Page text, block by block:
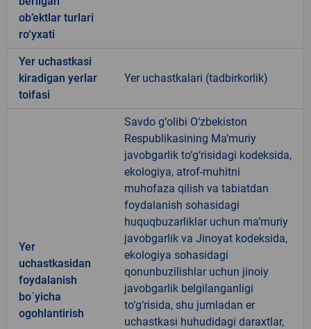
ob’ektlar turlari
ro‘yxati
Yer uchastkasi
kiradigan yerlar
toifasi
Yer uchastkalari (tadbirkorlik)
Yer
uchastkasidan
foydalanish
bo`yicha
ogohlantirish
Savdo g‘olibi O‘zbekiston
Respublikasining Ma’muriy
javobgarlik to‘g‘risidagi kodeksida,
ekologiya, atrof-muhitni
muhofaza qilish va tabiatdan
foydalanish sohasidagi
huquqbuzarliklar uchun ma’muriy
javobgarlik va Jinoyat kodeksida,
ekologiya sohasidagi
qonunbuzilishlar uchun jinoiy
javobgarlik belgilanganligi
to‘g‘risida, shu jumladan er
uchastkasi huhudidagi daraxtlar,